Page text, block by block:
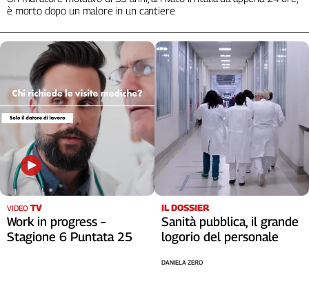
è morto dopo un malore in un cantiere
VIDEO TV
Work in progress –
Stagione 6 Puntata 25
IL DOSSIER
Sanità pubblica, il grande
logorio del personale
DANIELA ZERO